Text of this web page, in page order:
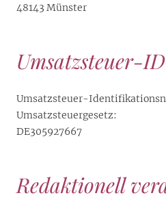
48143 Münster
Umsatzsteuer-ID
Umsatzsteuer-
Umsatzsteuergesetz:
DE305927667
Redaktionell